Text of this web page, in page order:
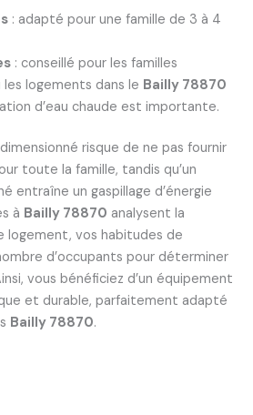
: adapté pour une famille de 3 à 4
: conseillé pour les familles
logements dans le Bailly 78870
d’eau chaude est importante.
risque de ne pas fournir
toute la famille, tandis qu’un
entraîne un gaspillage d’énergie
à Bailly 78870 analysent la
logement, vos habitudes de
d’occupants pour déterminer
vous bénéficiez d’un équipement
et durable, parfaitement adapté
Bailly 78870.